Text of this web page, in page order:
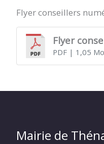
THÉNAC
Flyer conseillers
Flyer
PDF| 1,05 Mo
Mairie de